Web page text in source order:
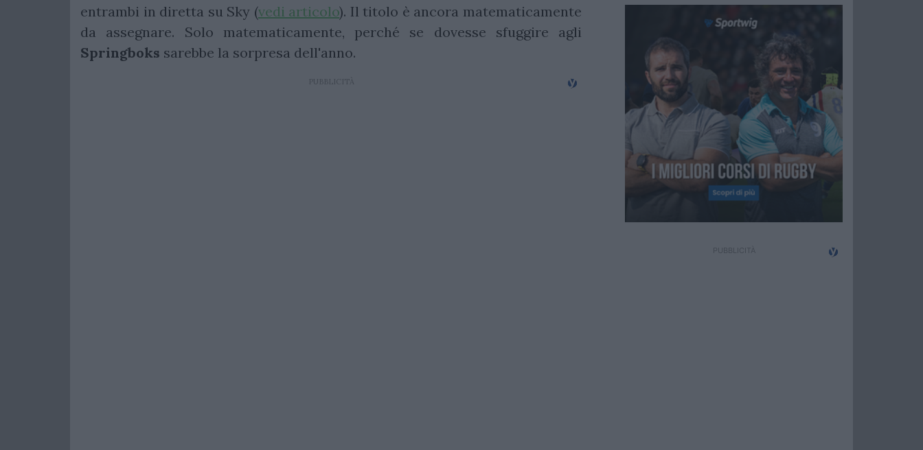
entrambi in diretta su Sky (vedi articolo). Il titolo è ancora matematicamente
da assegnare. Solo matematicamente, perché se dovesse sfuggire agli
Springboks sarebbe la sorpresa dell'anno.